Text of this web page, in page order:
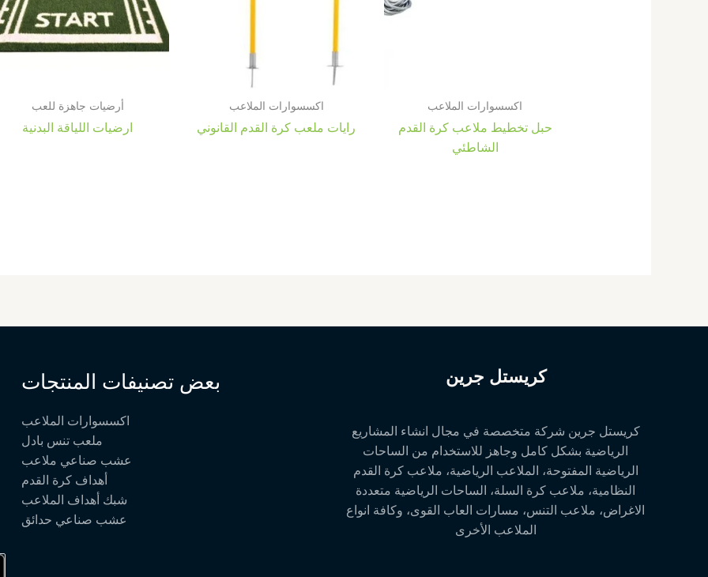
اكسسوارات الملاعب
حبل تخطيط ملاعب كرة القدم
الشاطئي
اكسسوارات الملاعب
رايات ملعب كرة القدم القانوني
أرضيات جاهزة للعب
ارضيات اللياقة البدنية
كريستل جرين
كريستل جرين شركة متخصصة في مجال انشاء المشاريع
الرياضية بشكل كامل وجاهز للاستخدام من الساحات
الرياضية المفتوحة، الملاعب الرياضية، ملاعب كرة القدم
النظامية، ملاعب كرة السلة، الساحات الرياضية متعددة
الاغراض، ملاعب التنس، مسارات العاب القوى، وكافة انواع
الملاعب الأخرى
بعض تصنيفات المنتجات
اكسسوارات الملاعب
ملعب تنس بادل
عشب صناعي ملاعب
أهداف كرة القدم
شبك أهداف الملاعب
عشب صناعي حدائق